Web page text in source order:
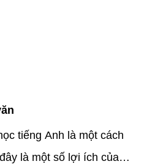
tiếng Anh là một cách
là một số lợi ích của